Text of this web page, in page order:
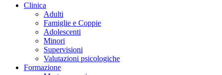
Clinica
Adulti
Famiglie e Coppie
Adolescenti
Minori
Supervisioni
Valutazioni psicologiche
Formazione